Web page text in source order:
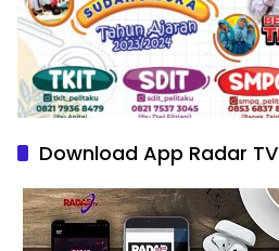
Download App Radar TV